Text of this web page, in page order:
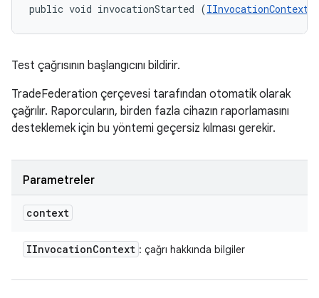
public void invocationStarted (IInvocationContext
Test çağrısının başlangıcını bildirir.
TradeFederation çerçevesi tarafından otomatik olarak
çağrılır. Raporcuların, birden fazla cihazın raporlamasını
desteklemek için bu yöntemi geçersiz kılması gerekir.
Parametreler
context
IInvocationContext : çağrı hakkında bilgiler